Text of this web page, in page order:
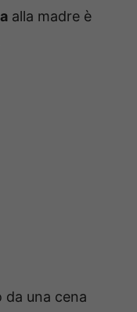
alla madre è
da una cena